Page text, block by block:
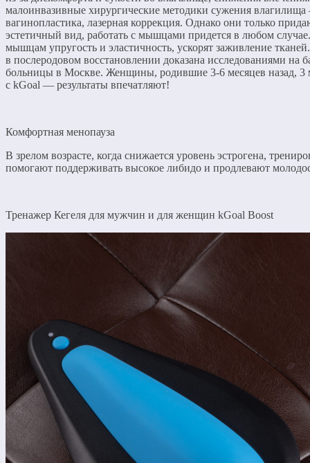
малоинвазивные хирургические методики сужения
вагинопластика, лазерная коррекция. Однако они только
эстетичный вид, работать с мышцами придется в любом
мышцам упругость и эластичность, ускорят заживление
в послеродовом восстановлении доказана исследованиями на
больницы в Москве. Женщины, родившие 3-6 месяцев назад, 3
с kGoal — результаты впечатляют!
Комфортная менопауза
В зрелом возрасте, когда снижается уровень эстрогена,
помогают поддерживать высокое либидо и продлевают
Тренажер Кегеля для мужчин и для женщин kGoal Boost